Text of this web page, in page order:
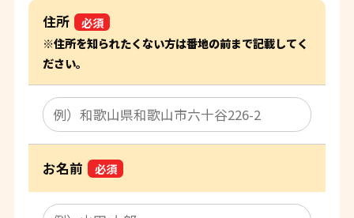
住所
必須
※住所を知られたくない方は番地の前まで記載してく
ださい。
お名前 必須